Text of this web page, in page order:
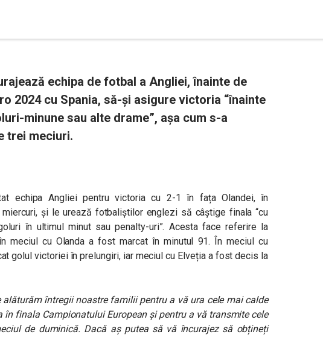
echipa de fotbal a Angliei, înainte de
2024 cu Spania, să-și asigure victoria “înainte
minune sau alte drame”, așa cum s-a
trei meciuri.
echipa Angliei pentru victoria cu 2-1 în fața Olandei, în
și le urează fotbaliștilor englezi să câștige finala “cu
în ultimul minut sau penalty-uri”. Acesta face referire la
meciul cu Olanda a fost marcat în minutul 91. În meciul cu
golul victoriei în prelungiri, iar meciul cu Elveția a fost decis la
alăturăm întregii noastre familii pentru a vă ura cele mai calde
în finala Campionatului European și pentru a vă transmite cele
de duminică. Dacă aș putea să vă încurajez să obțineți